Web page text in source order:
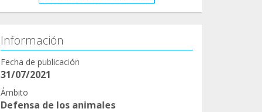
Información
Fecha de publicación
31/07/2021
Ámbito
Defensa de los animales